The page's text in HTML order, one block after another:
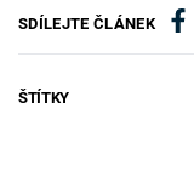
SDÍLEJTE ČLÁNEK
ŠTÍTKY